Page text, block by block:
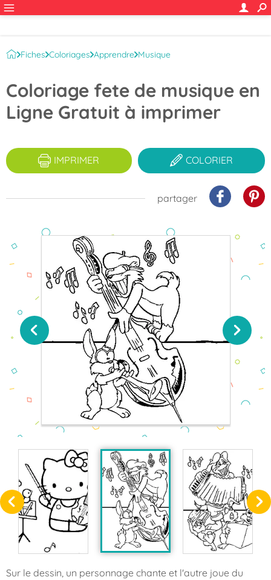
Fiches Coloriages Apprendre Musique
Coloriage fete de musique en
Ligne Gratuit à imprimer
IMPRIMER COLORIER
partager
Sur le dessin, un personnage chante et l'autre joue du